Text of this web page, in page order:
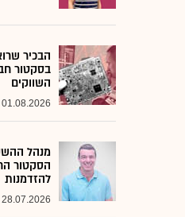
הבכיר
בסקטור
השווקים
01.08.2026
מנהל
הסקטור
להזדמנות
28.07.2026